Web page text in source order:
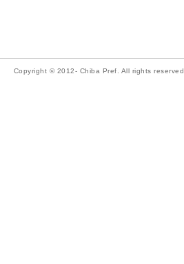
Copyright © 2012- Chiba Pref. All rights reserved.